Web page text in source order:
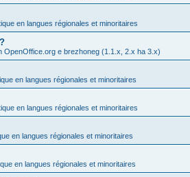
en langues régionales et minoritaires
OpenOffice.org e brezhoneg (1.1.x, 2.x ha 3.x)
en langues régionales et minoritaires
en langues régionales et minoritaires
en langues régionales et minoritaires
en langues régionales et minoritaires